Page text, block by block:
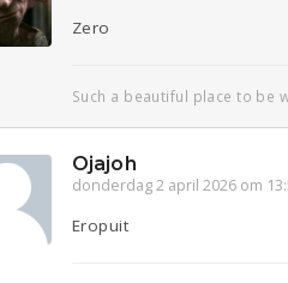
Zero
Such a beautiful place to be
Ojajoh
donderdag 2 april 2026 om
Eropuit